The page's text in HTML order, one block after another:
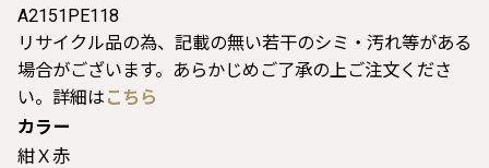
A2151PE118
リサイクル品の為、記載の無い若干のシミ・汚れ等がある
場合がございます。あらかじめご了承の上ご注文くださ
い。詳細は こちら
カラー
紺Ｘ赤